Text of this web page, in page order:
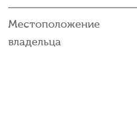
Местоположение
владельца